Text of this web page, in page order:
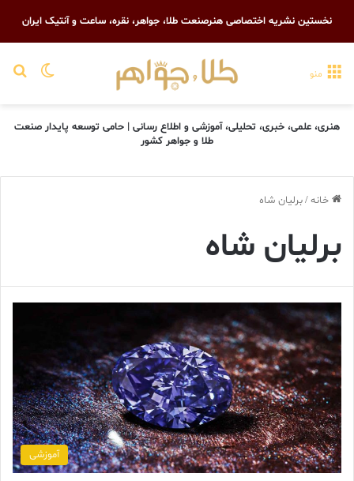
نخستین نشریه اختصاصی هنرصنعت طلا، جواهر، نقره، ساعت و آنتیک ایران
تغییر منو
هنری، علمی، خبری، تحلیلی، آموزشی و اطلاع رسانی | حامی توسعه پایدار صنعت
طلا و جواهر کشور
خانه/برليان شاه
برليان شاه
آموزشی